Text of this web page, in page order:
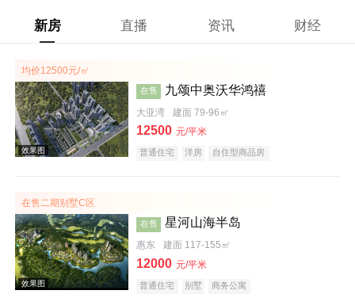
新房 直播 资讯 财经
均价12500元/㎡
在售 九颂中奥沃华鸿禧
大亚湾 建面 79-96㎡
12500 元/平米
普通住宅 洋房 自住型商品房
在售二期别墅C区
在售 星河山海半岛
惠东 建面 117-155㎡
12000 元/平米
普通住宅 别墅 商务公寓